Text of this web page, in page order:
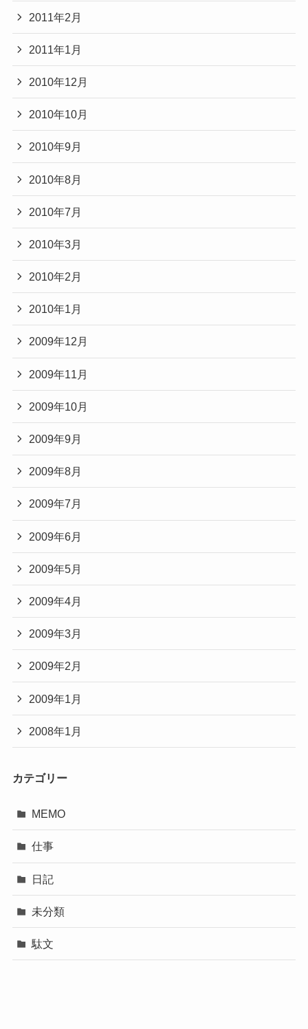
2011年2月
2011年1月
2010年12月
2010年10月
2010年9月
2010年8月
2010年7月
2010年3月
2010年2月
2010年1月
2009年12月
2009年11月
2009年10月
2009年9月
2009年8月
2009年7月
2009年6月
2009年5月
2009年4月
2009年3月
2009年2月
2009年1月
2008年1月
カテゴリー
MEMO
仕事
日記
未分類
駄文